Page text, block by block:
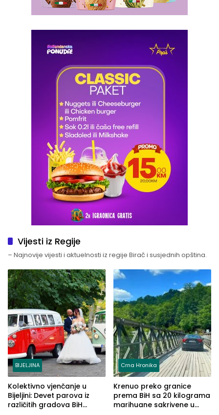
Vijesti iz Regije
– Najnovije vijesti i aktuelnosti iz regije Birač i susjednih opština.
BIJELJINA
Kolektivno vjenčanje u
Bijeljini: Devet parova iz
različitih gradova BiH
Crna Hronika
Krenuo preko granice
prema BiH sa 20 kilograma
marihuane sakrivene u